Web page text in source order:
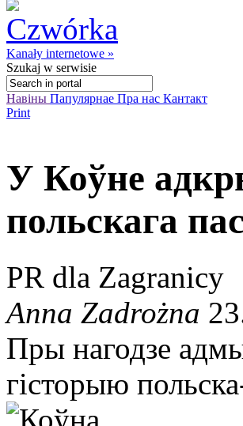
Kanały internetowe »
Szukaj w serwisie
Навіны Папулярнае Пра нас Кантакт
Print
У Коўне
польскага
PR dla Zagranicy
Anna Zadrożna
Пры нагодзе
гісторыю